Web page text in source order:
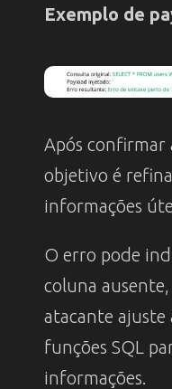
Exemplo de
Após confirmar
objetivo é
informações
O erro pode
coluna
atacante ajuste
funções SQL
informações.